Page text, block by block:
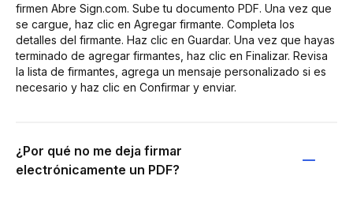
firmen Abre Sign.com. Sube tu documento PDF. Una vez que
se cargue, haz clic en Agregar firmante. Completa los
detalles del firmante. Haz clic en Guardar. Una vez que hayas
terminado de agregar firmantes, haz clic en Finalizar. Revisa
la lista de firmantes, agrega un mensaje personalizado si es
necesario y haz clic en Confirmar y enviar.
¿Por qué no me deja firmar
electrónicamente un PDF?